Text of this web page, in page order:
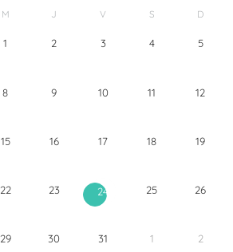
M J V S D
1 2 3 4 5
8 9 10 11 12
15 16 17 18 19
22 23 24 25 26
29 30 31 1 2